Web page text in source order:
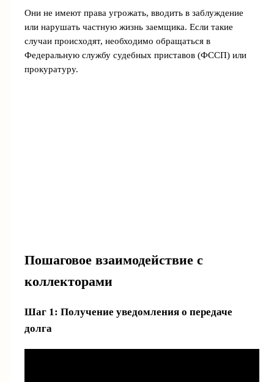
Они не имеют права угрожать, вводить в заблуждение
или нарушать частную жизнь заемщика. Если такие
случаи происходят, необходимо обращаться в
Федеральную службу судебных приставов (ФССП) или
прокуратуру.
Пошаговое взаимодействие с
коллекторами
Шаг 1: Получение уведомления о передаче
долга